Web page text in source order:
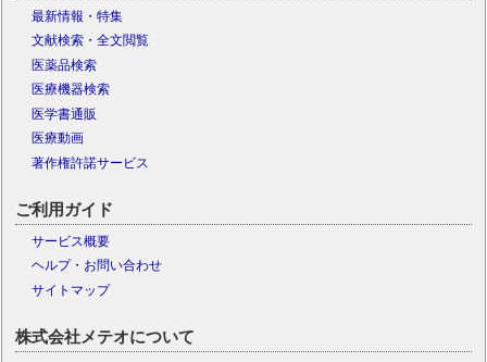
最新情報・特集
文献検索・全文閲覧
医薬品検索
医療機器検索
医学書通販
医療動画
著作権許諾サービス
ご利用ガイド
サービス概要
ヘルプ・お問い合わせ
サイトマップ
株式会社メテオについて